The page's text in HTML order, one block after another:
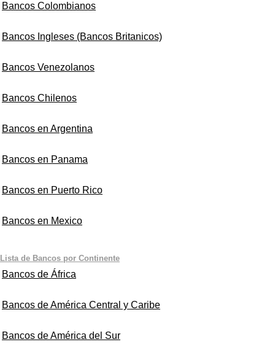
Bancos Colombianos
Bancos Ingleses (Bancos Britanicos)
Bancos Venezolanos
Bancos Chilenos
Bancos en Argentina
Bancos en Panama
Bancos en Puerto Rico
Bancos en Mexico
Lista de Bancos por Continente
Bancos de África
Bancos de América Central y Caribe
Bancos de América del Sur